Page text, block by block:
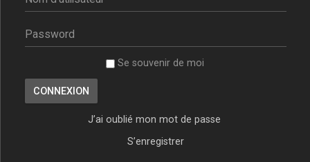
Se souvenir de moi
J’ai oublié mon mot de passe
S’enregistrer